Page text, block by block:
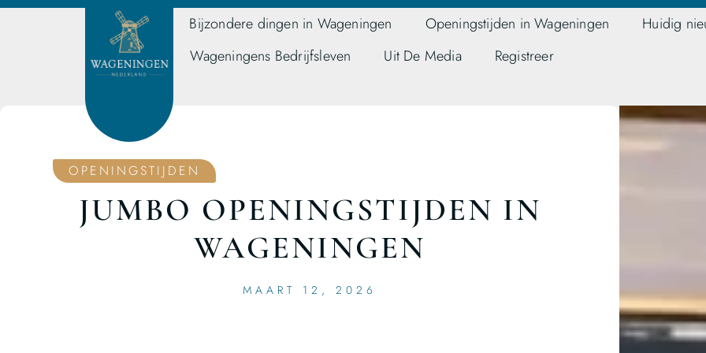
Bijzondere dingen in Wageningen Openingstijden in Wageningen
Huidig
Wageningens Bedrijfsleven
Uit De Media Registreer
OPENINGSTIJDEN
JUMBO OPENINGSTIJDEN IN
WAGENINGEN
MAART 12, 2026